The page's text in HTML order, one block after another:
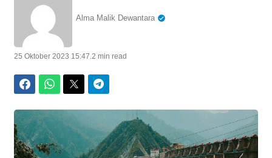
Alma Malik Dewantara
25 Oktober 2023 15:47.2 min read